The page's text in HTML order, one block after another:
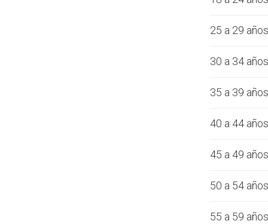
25 a 29 años
30 a 34 años
35 a 39 años
40 a 44 años
45 a 49 años
50 a 54 años
55 a 59 años